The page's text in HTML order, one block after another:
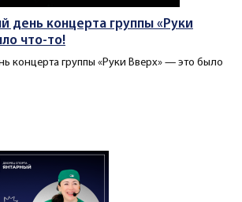
день концерта группы «Руки
что-то!
концерта группы «Руки Вверх» — это было